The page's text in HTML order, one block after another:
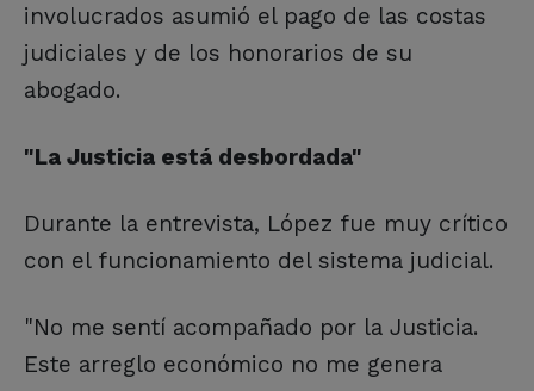
involucrados asumió el pago de las costas
judiciales y de los honorarios de su
abogado.
"La Justicia está desbordada"
Durante la entrevista, López fue muy crítico
con el funcionamiento del sistema judicial.
"No me sentí acompañado por la Justicia.
Este arreglo económico no me genera